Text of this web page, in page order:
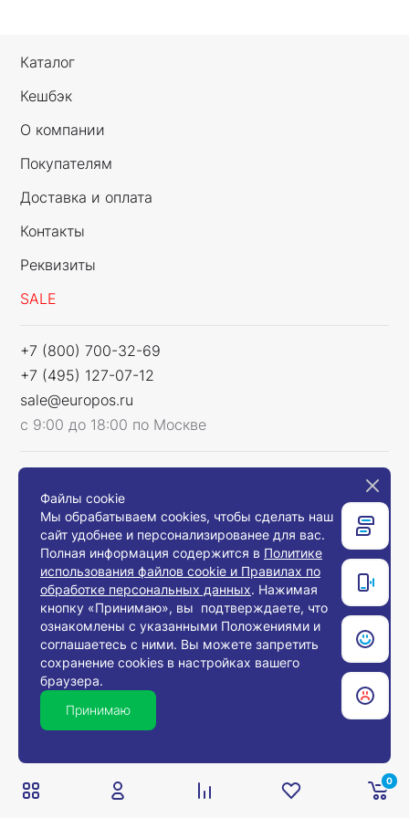
0
Каталог
Кешбэк
О компании
Покупателям
Доставка и оплата
Контакты
Реквизиты
SALE
+7 (800) 700-32-69
+7 (495) 127-07-12
sale@europos.ru
с 9:00 до 18:00 по Москве
Связаться с нами
© 2008-2026, Компания «Европос Групп». Все
права защищены.
Все товары предназначены для продажи
юридическим лицам и индивидуальным
предпринимателям с целью использования в
хозяйственной деятельности.
Файлы cookie
Мы обрабатываем cookies, чтобы сделать наш
сайт удобнее и персонализированее для вас.
Полная информация содержится в Политике
использования файлов cookie и Правилах по
обработке персональных данных. Нажимая
кнопку «Принимаю», вы подтверждаете, что
ознакомлены с указанными Положениями и
соглашаетесь с ними. Вы можете запретить
сохранение cookies в настройках вашего
браузера.
Принимаю